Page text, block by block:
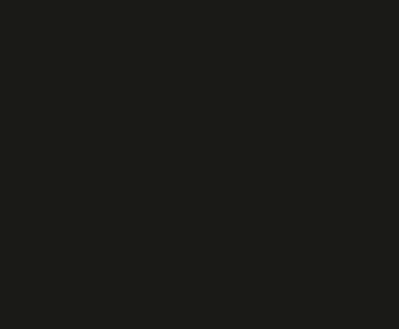
plano C
com o
'retaliar' clube